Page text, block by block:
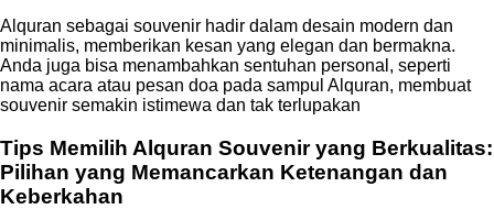
Alquran sebagai souvenir hadir dalam desain modern dan
minimalis, memberikan kesan yang elegan dan bermakna.
Anda juga bisa menambahkan sentuhan personal, seperti
nama acara atau pesan doa pada sampul Alquran, membuat
souvenir semakin istimewa dan tak terlupakan
Tips Memilih Alquran Souvenir yang Berkualitas:
Pilihan yang Memancarkan Ketenangan dan
Keberkahan